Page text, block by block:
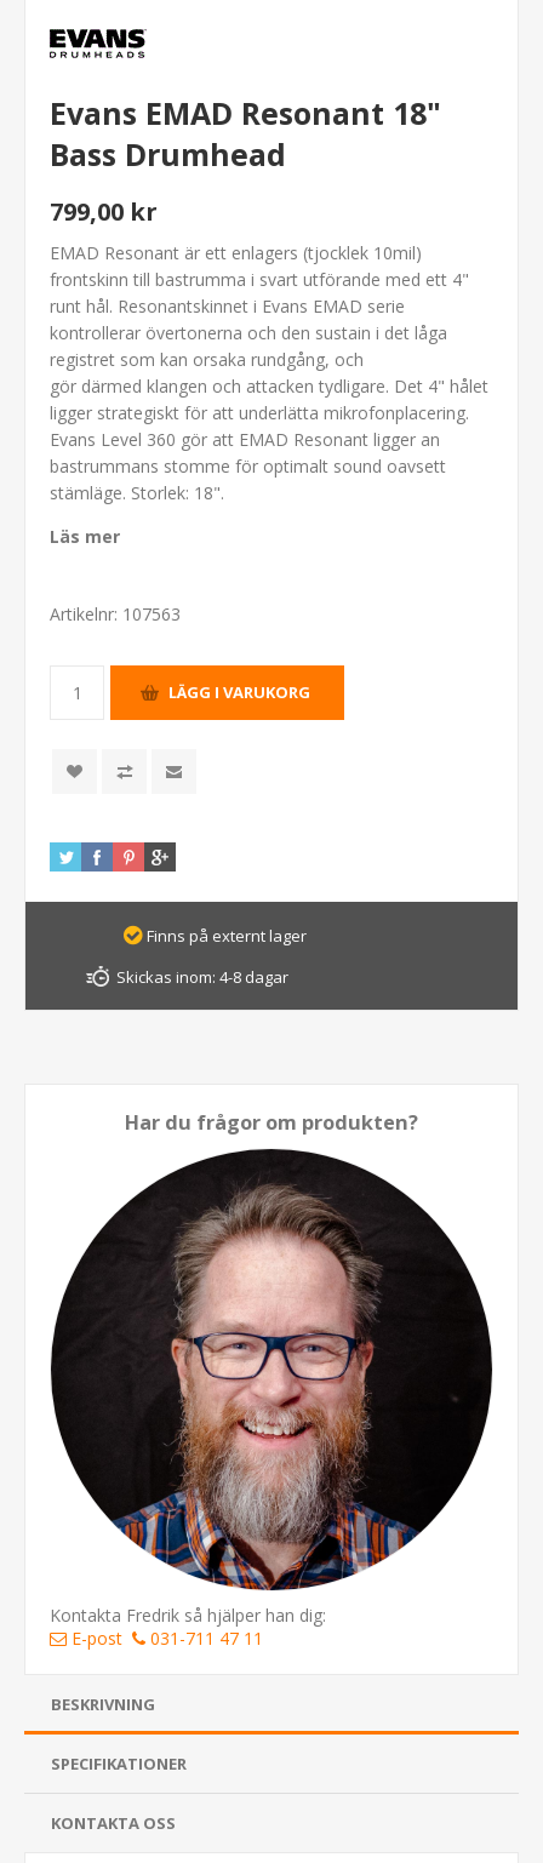
Evans EMAD Resonant 18"
Bass Drumhead
799,00 kr
EMAD Resonant är ett enlagers (tjocklek 10mil)
frontskinn till bastrumma i svart utförande med ett 4"
runt hål. Resonantskinnet i Evans EMAD serie
kontrollerar övertonerna och den sustain i det låga
registret som kan orsaka rundgång, och
gör därmed klangen och attacken tydligare. Det 4" hålet
ligger strategiskt för att underlätta mikrofonplacering.
Evans Level 360 gör att EMAD Resonant ligger an
bastrummans stomme för optimalt sound oavsett
stämläge. Storlek: 18".
Läs mer
Artikelnr: 107563
Finns på externt lager
Skickas inom: 4-8 dagar
Har du frågor om produkten?
Kontakta Fredrik så hjälper han dig:
E-post
031-711 47 11
BESKRIVNING
SPECIFIKATIONER
KONTAKTA OSS